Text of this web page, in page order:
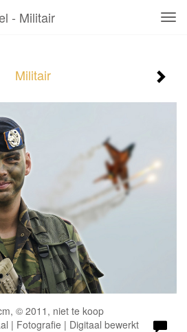
- Militair
Militair
© 2011, niet te koop
| Fotografie | Digitaal bewerkt